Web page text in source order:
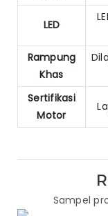
LED
Rampung
Khas
Sertifikasi
Motor
Sampel